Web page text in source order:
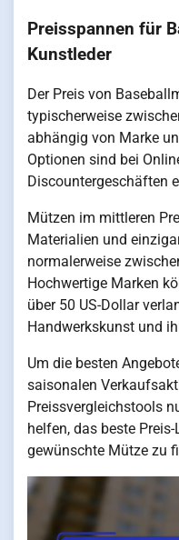
Preisspannen für
Kunstleder
Der Preis von
typischerweise
abhängig von Marke
Optionen sind bei
Discountergeschäften
Mützen im mittleren
Materialien und
normalerweise
Hochwertige Marken
über 50 US-Dollar
Handwerkskunst und
Um die besten
saisonalen
Preissvergleichstools
helfen, das beste
gewünschte Mütze zu